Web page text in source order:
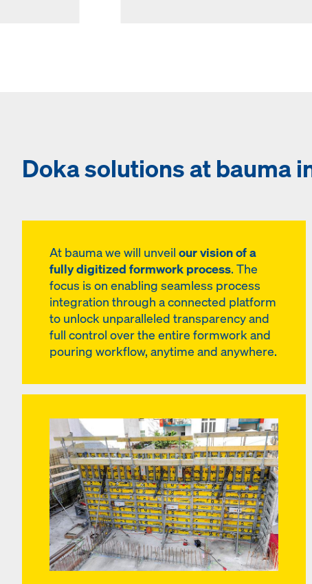
Doka solutions at bauma
At bauma we will unveil our vision of a
fully digitized formwork process. The
focus is on enabling seamless process
integration through a connected platform
to unlock unparalleled transparency and
full control over the entire formwork and
pouring workflow, anytime and anywhere.